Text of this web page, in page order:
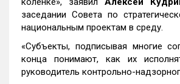
заседании Совета по
национальным проектам в среду.
«Субъекты, подписывая многие
конца понимают, как их
руководитель контрольно-